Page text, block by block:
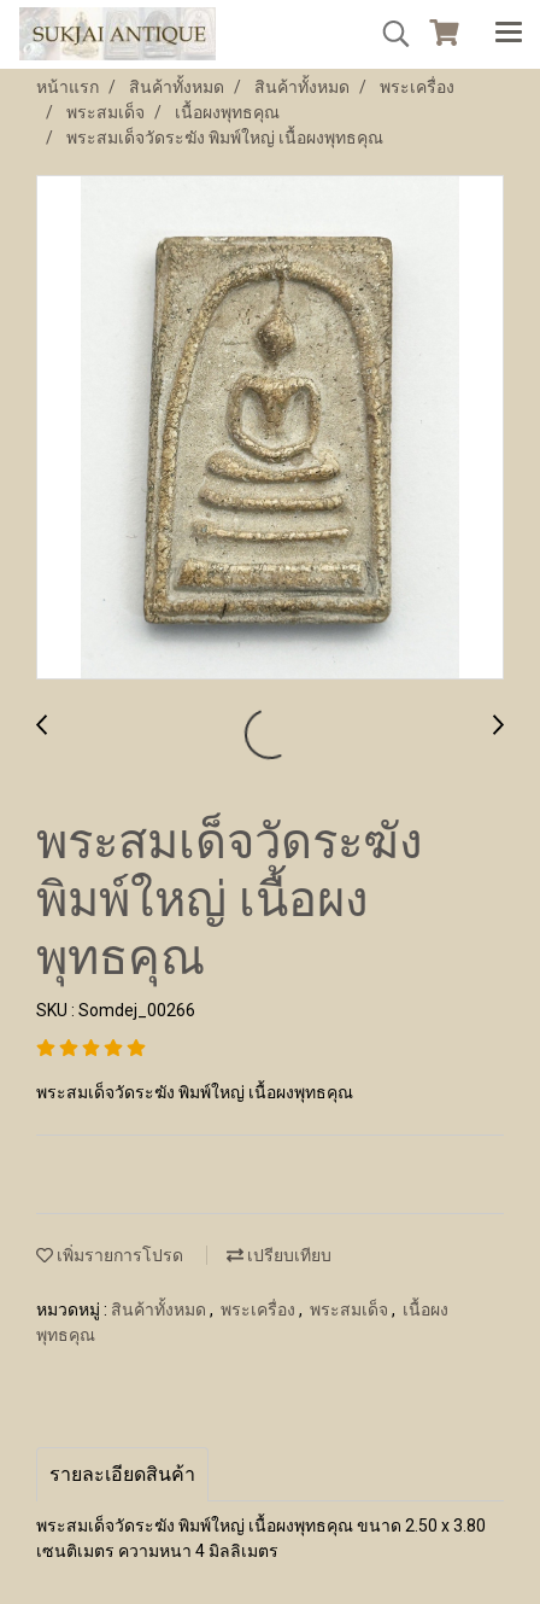
หน้าแรก สินค้าทั้งหมด สินค้าทั้งหมด
พระเครื่อง
พระสมเด็จ
เนื้อผงพุทธคุณ
พระสมเด็จวัดระฆัง พิมพ์ใหญ่ เนื้อผงพุทธคุณ
พระสมเด็จวัดระฆัง
พิมพ์ใหญ่ เนื้อผง
พุทธคุณ
SKU : Somdej_00266
พระสมเด็จวัดระฆัง พิมพ์ใหญ่ เนื้อผงพุทธคุณ
เพิ่มรายการโปรด เปรียบเทียบ
หมวดหมู่ : สินค้าทั้งหมด , พระเครื่อง , พระสมเด็จ , เนื้อผง
พุทธคุณ
รายละเอียดสินค้า
พระสมเด็จวัดระฆัง พิมพ์ใหญ่ เนื้อผงพุทธคุณ ขนาด 2.50 x 3.80
เซนติเมตร ความหนา 4 มิลลิเมตร